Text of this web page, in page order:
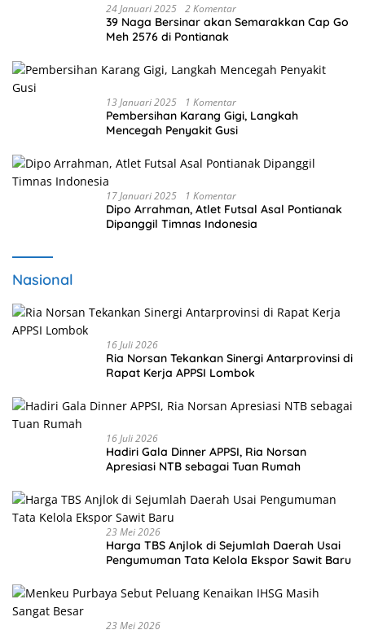
24 Januari 2025 2 Komentar
39 Naga Bersinar akan Semarakkan Cap Go
Meh 2576 di Pontianak
13 Januari 2025 1 Komentar
Pembersihan Karang Gigi, Langkah
Mencegah Penyakit Gusi
17 Januari 2025 1 Komentar
Dipo Arrahman, Atlet Futsal Asal Pontianak
Dipanggil Timnas Indonesia
Nasional
16 Juli 2026
Ria Norsan Tekankan Sinergi Antarprovinsi di
Rapat Kerja APPSI Lombok
16 Juli 2026
Hadiri Gala Dinner APPSI, Ria Norsan
Apresiasi NTB sebagai Tuan Rumah
23 Mei 2026
Harga TBS Anjlok di Sejumlah Daerah Usai
Pengumuman Tata Kelola Ekspor Sawit Baru
23 Mei 2026